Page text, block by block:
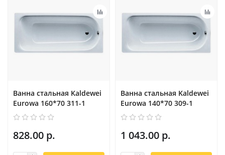
Ванна стальная Kaldewei
Eurowa 160*70 311-1
828.00 р.
Ванна стальная Kaldewei
Eurowa 140*70 309-1
1 043.00 р.